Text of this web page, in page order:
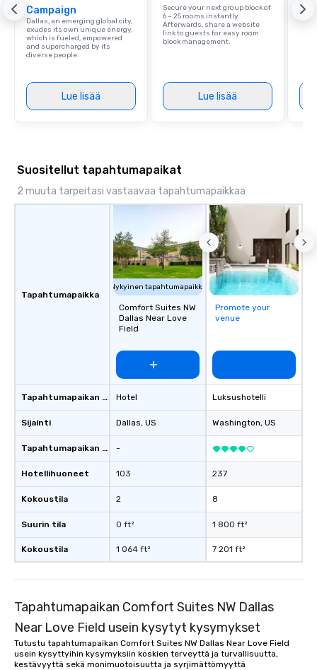
Campaign
Dallas, an emerging global city,
exudes its own unique energy,
which is fueled, empowered
and supercharged by its
diverse people.
Lue lisää
Secure your next group block of
6 – 25 rooms instantly.
Afterwards, share a website
link to guests for easy room
block management.
Lue lisää
Suositellut tapahtumapaikat
2 muuta tarpeitasi vastaavaa tapahtumapaikkaa
Tapahtumapaikka
Tapahtumapaikan tyyppi
Sijainti
Tapahtumapaikan luokitus
Hotellihuoneet
Kokoustila
Suurin tila
Kokoustila
Nykyinen tapahtumapaikka
Comfort Suites NW
Dallas Near Love
Field
Hotel
Dallas, US
-
103
2
0 ft²
1 064 ft²
Promote your
venue
Luksushotelli
Washington, US
237
8
1 800 ft²
7 201 ft²
Tapahtumapaikan Comfort Suites NW Dallas
Near Love Field usein kysytyt kysymykset
Tutustu tapahtumapaikan Comfort Suites NW Dallas Near Love Field
usein kysyttyihin kysymyksiin koskien terveyttä ja turvallisuutta,
kestävyyttä sekä monimuotoisuutta ja syrjimättömyyttä